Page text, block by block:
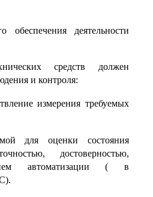
обеспечения деятельности
средств должен
и контроля:
измерения требуемых
для оценки состояния
достоверностью,
автоматизации ( в